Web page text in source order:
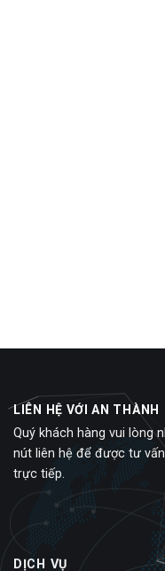
LIÊN HỆ VỚI AN THÀNH
Quý khách hàng vui lòng
nút liên hệ để được tư
trực tiếp.
DỊCH VỤ